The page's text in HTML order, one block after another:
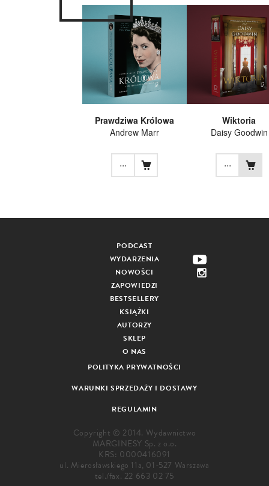
Prawdziwa Królowa
Andrew Marr
...
Wiktoria
Daisy Goodwin
...
PODCAST
WYDARZENIA
NOWOŚCI
ZAPOWIEDZI
BESTSELLERY
KSIĄŻKI
AUTORZY
SKLEP
O NAS
POLITYKA PRYWATNOŚCI
WARUNKI SPRZEDAŻY I DOSTAWY
REGULAMIN
Copyright © 2014. Wydawnictwo
MARGINESY Sp. z o.o.
KRS: 0000416091
ul. Mierosławskiego 11a, 01-527 Warszawa
tel./fax. 22 663 02 75